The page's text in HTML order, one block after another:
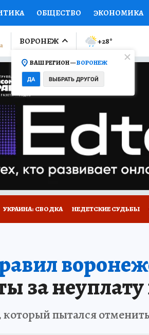
ОБЩЕСТВО ЭКОНОМИКА
ПРОИСШЕСТВИЯ
ОТКРЫВАЕМ МИР Я ЗНАЮ
ПРОМОКОДЫ СЕРИАЛЫ
КОЛЛЕКЦИИ КОНКУРСЫ
САЙТЕ
ВОРОНЕЖ
ВАШ РЕГИОН —ВОРОНЕЖ
ДА ВЫБРАТЬ ДРУГОЙ
+28°
УКРАИНА: СВОДКА НЕДЕТСКИЕ СУДЬБЫ
за
пытался